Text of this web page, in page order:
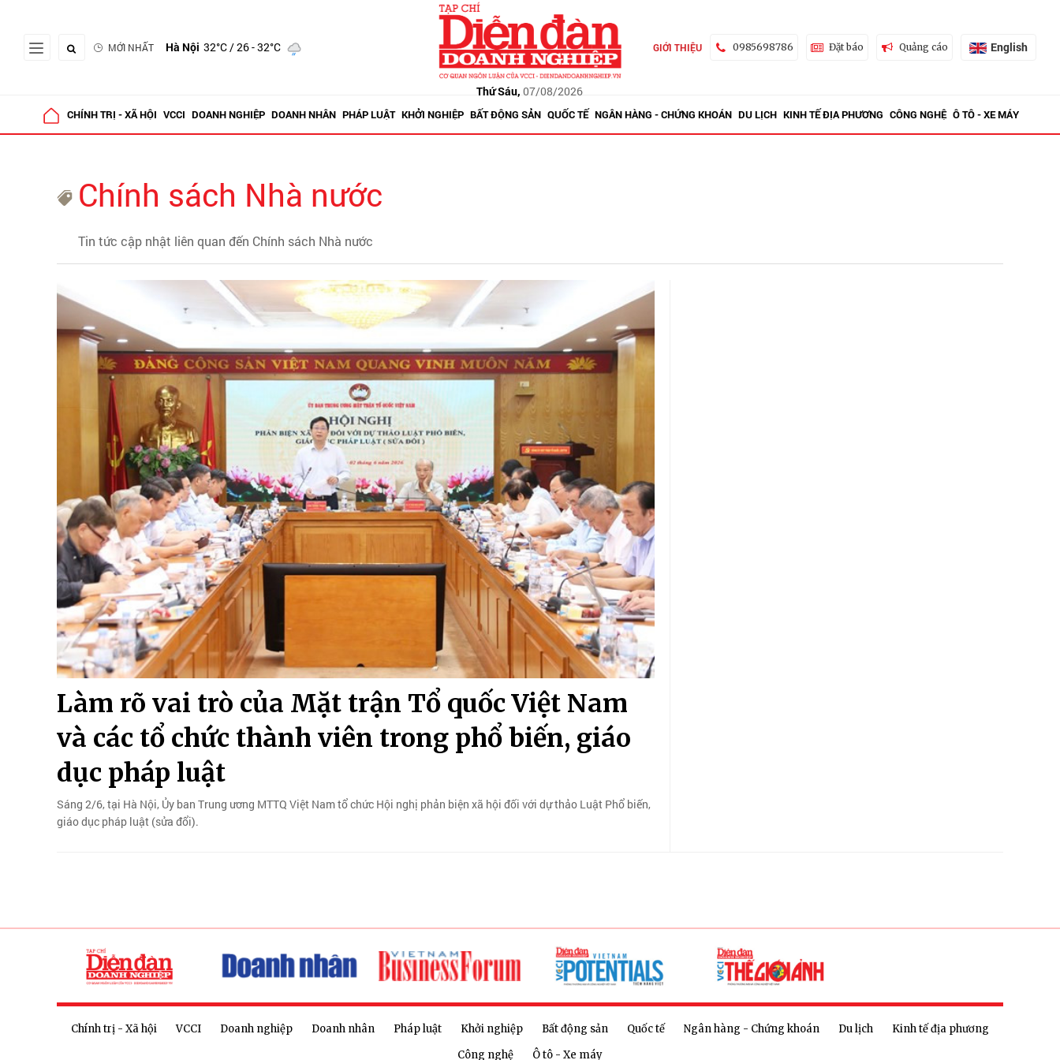
MỚI NHẤT Hà Nội 32°C/ 26 - 32°C
Thứ Sáu, 07/08/2026
GIỚI THIỆU 0985698786 Đặt báo Quảng cáo English
CHÍNH TRỊ - XÃ HỘI VCCI DOANH NGHIỆP DOANH NHÂN PHÁP LUẬT KHỞI NGHIỆP BẤT ĐỘNG SẢN QUỐC TẾ NGÂN HÀNG - CHỨNG KHOÁN DU LỊCH KINH TẾ ĐỊA PHƯƠNG CÔNG NGHỆ Ô TÔ - XE MÁY
Chính sách Nhà nước
Tin tức cập nhật liên quan đến Chính sách Nhà nước
Làm rõ vai trò của Mặt trận Tổ quốc Việt Nam
và các tổ chức thành viên trong phổ biến, giáo
dục pháp luật
Sáng 2/6, tại Hà Nội, Ủy ban Trung ương MTTQ Việt Nam tổ chức Hội nghị phản biện xã hội đối với dự thảo Luật Phổ biến,
giáo dục pháp luật (sửa đổi).
Chính trị - Xã hội VCCI Doanh nghiệp Doanh nhân Pháp luật Khởi nghiệp Bất động sản Quốc tế Ngân hàng - Chứng khoán Du lịch
Kinh tế địa phương
Công nghệ
Ô tô - Xe máy